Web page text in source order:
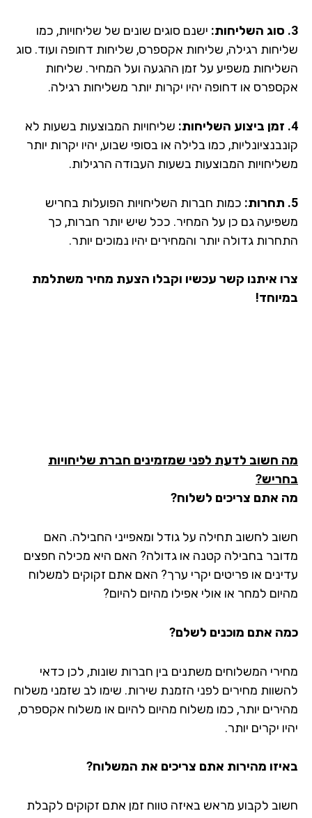
ישנם סוגים שונים של שליחויות, כמו
רגילה, שליחות אקספרס, שליחות דחופה ועוד. סוג
משפיע על זמן ההגעה ועל המחיר. שליחות
או דחופה יהיו יקרות יותר משליחות רגילה.
שליחויות המבוצעות בשעות לא
כמו בלילה או בסופי שבוע, יהיו יקרות יותר
המבוצעות בשעות העבודה הרגילות.
כמות חברות השליחויות הפועלות בחריש
גם כן על המחיר. ככל שיש יותר חברות, כך
גדולה יותר והמחירים יהיו נמוכים יותר.
איתנו קשר עכשיו וקבלו הצעת מחיר משתלמת
חשוב לדעת לפני שמזמינים חברת שליחויות
אתם צריכים לשלוח?
לחשוב תחילה על גודל ומאפייני החבילה. האם
בחבילה קטנה או גדולה? האם היא מכילה חפצים
או פריטים יקרי ערך? האם אתם זקוקים למשלוח
למחר או אולי אפילו מהיום להיום?
אתם מוכנים לשלם?
המשלוחים משתנים בין חברות שונות, לכן כדאי
מחירים לפני הזמנת שירות. שימו לב שזמני משלוח
יותר, כמו משלוח מהיום להיום או משלוח אקספרס,
יקרים יותר.
מהירות אתם צריכים את המשלוח?
לקבוע מראש באיזה טווח זמן אתם זקוקים לקבלת